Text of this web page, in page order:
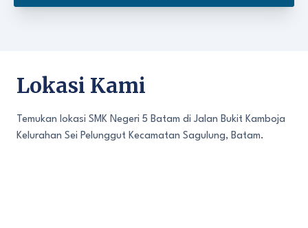
Lokasi Kami
Temukan lokasi SMK Negeri 5 Batam di Jalan Bukit Kamboja
Kelurahan Sei Pelunggut Kecamatan Sagulung, Batam.